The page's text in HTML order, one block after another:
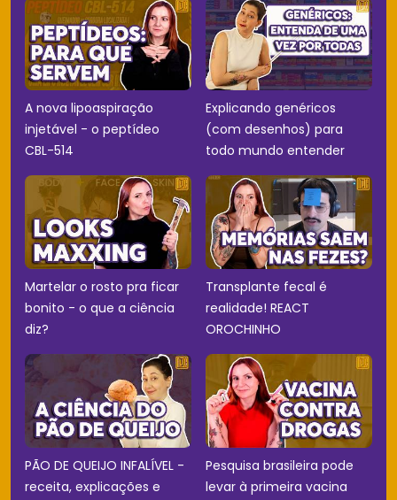
A nova lipoaspiração
injetável - o peptídeo
CBL-514
Explicando genéricos
(com desenhos) para
todo mundo entender
Martelar o rosto pra ficar
bonito - o que a ciência
diz?
Transplante fecal é
realidade! REACT
OROCHINHO
PÃO DE QUEIJO INFALÍVEL -
receita, explicações e
Pesquisa brasileira pode
levar à primeira vacina